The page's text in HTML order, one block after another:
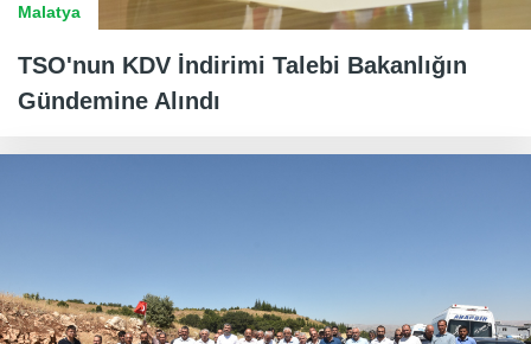
Malatya
TSO'nun KDV İndirimi Talebi Bakanlığın
Gündemine Alındı